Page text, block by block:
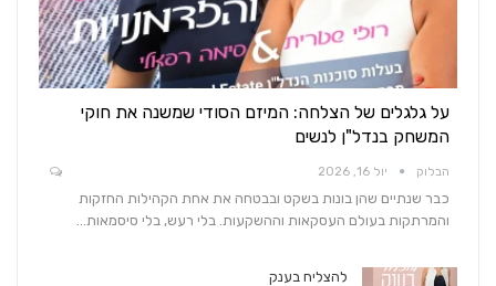
על גלגלים של הצלחה: המיזם הסודי שמשנה את חוקי
המשחק בנדל"ן לנשים
הבלוק יול 16, 2026
כבר שנתיים שהן בונות בשקט ובבטחה את אחת הקהילות החזקות
והמרתקות בעולם העסקאות וההשקעות. בלי רעש, בלי סיסמאות…
להצליח בענק